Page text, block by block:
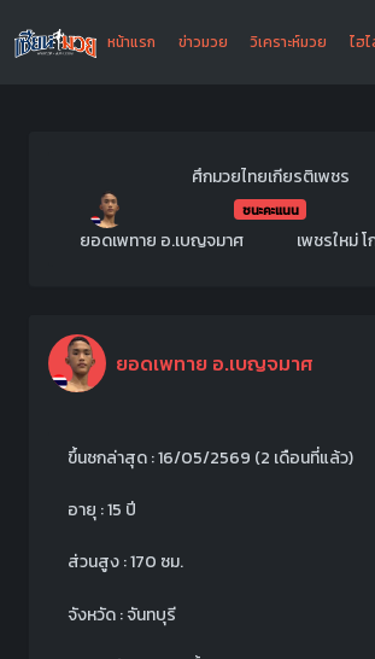
หน้าแรก ข่าวมวย วิเคราะห์มวย ไฮ
ศึกมวยไทยเกียรติเพชร
ชนะคะแนน
ยอดเพทาย อ.เบญจมาศ เพชรใหม่
ยอดเพทาย อ.เบญจมาศ
ขึ้นชกล่าสุด : 16/05/2569 (2 เดือนที่แล้ว)
อายุ : 15 ปี
ส่วนสูง : 170 ซม.
จังหวัด : จันทบุรี